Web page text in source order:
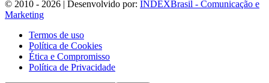
© 2010 - 2026 | Desenvolvido por: INDEXBrasil - Comunicação e
Marketing
Termos de uso
Política de Cookies
Ética e Compromisso
Política de Privacidade